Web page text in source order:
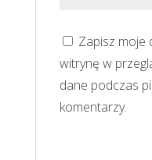
Zapisz moje
witrynę w
dane podczas
komentarzy.